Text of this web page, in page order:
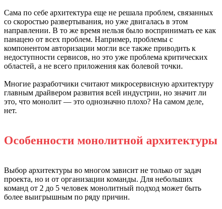
Сама по себе архитектура еще не решала проблем, связанных
со скоростью развертывания, но уже двигалась в этом
направлении. В то же время нельзя было воспринимать ее как
панацею от всех проблем. Например, проблемы с
компонентом авторизации могли все также приводить к
недоступности сервисов, но это уже проблема критических
областей, а не всего приложения как болевой точки.
Многие разработчики считают микросервисную архитектуру
главным драйвером развития всей индустрии, но значит ли
это, что монолит — это однозначно плохо? На самом деле,
нет.
Особенности монолитной архитектуры
Выбор архитектуры во многом зависит не только от задач
проекта, но и от организации команды. Для небольших
команд от 2 до 5 человек монолитный подход может быть
более выигрышным по ряду причин.